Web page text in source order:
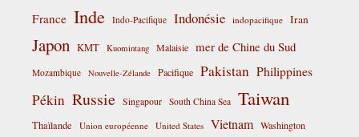
France Inde Indo-Pacifique Indonésie indopacifique Iran
Japon KMT Kuomintang Malaisie mer de Chine du Sud
Mozambique Nouvelle-Zélande Pacifique Pakistan Philippines
Pékin Russie Singapour South China Sea Taiwan
Thaïlande Union européenne United States Vietnam Washington